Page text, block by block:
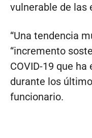
vulnerable de las
“Una tendencia
“incremento
COVID-19 que
durante los
funcionario.